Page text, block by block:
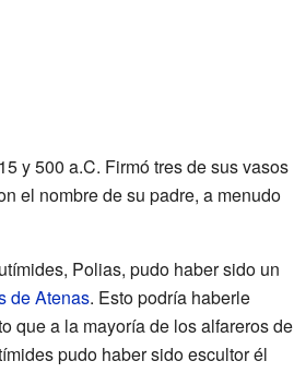
y 500 a.C. Firmó tres de sus vasos
el nombre de su padre, a menudo
Polias, pudo haber sido un
de Atenas. Esto podría haberle
que a la mayoría de los alfareros de
pudo haber sido escultor él